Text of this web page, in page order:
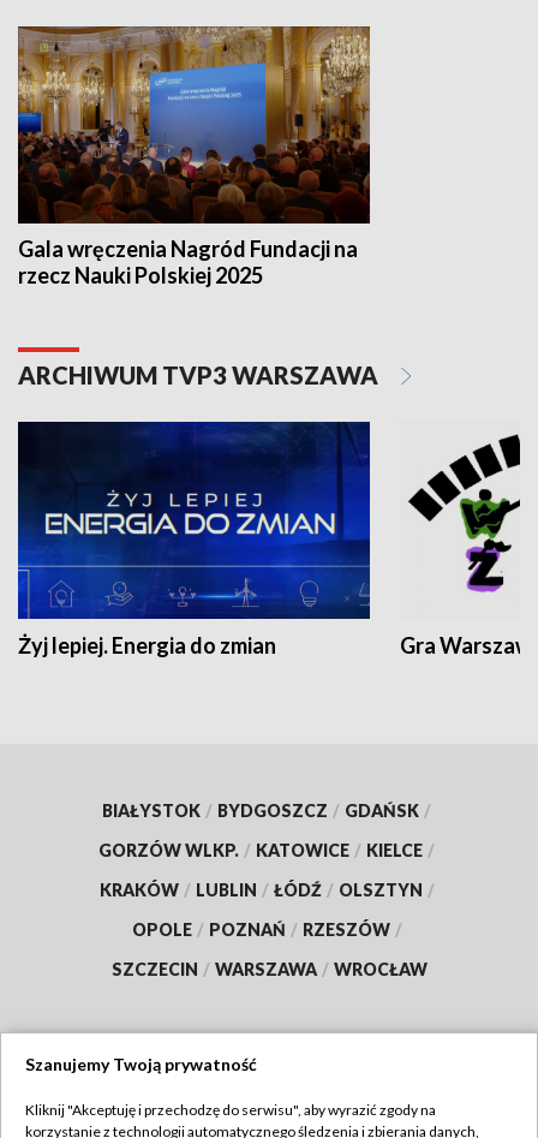
Gala wręczenia Nagród Fundacji na
rzecz Nauki Polskiej 2025
ARCHIWUM TVP3 WARSZAWA
Żyj lepiej. Energia do zmian Gra
BIAŁYSTOK / BYDGOSZCZ / GDAŃSK /
GORZÓW WLKP. / KATOWICE / KIELCE /
KRAKÓW / LUBLIN / ŁÓDŹ / OLSZTYN /
OPOLE / POZNAŃ / RZESZÓW /
SZCZECIN / WARSZAWA / WROCŁAW
Szanujemy Twoją prywatność
Kliknij "Akceptuję i przechodzę do serwisu", aby wyrazić zgody na
korzystanie z technologii automatycznego śledzenia i zbierania danych,